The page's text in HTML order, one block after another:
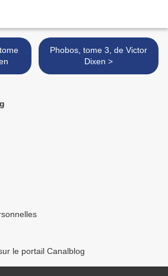
Phobos, tome 3, de Victor
Dixen >
le portail Canalblog